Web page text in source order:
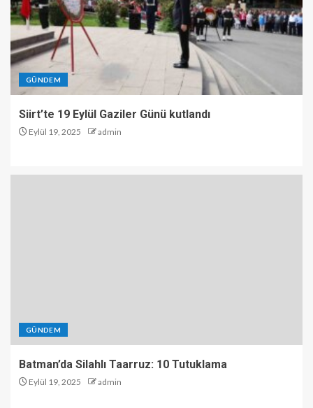
GÜNDEM
Siirt’te 19 Eylül Gaziler Günü kutlandı
Eylül 19, 2025 admin
GÜNDEM
Batman’da Silahlı Taarruz: 10 Tutuklama
Eylül 19, 2025 admin